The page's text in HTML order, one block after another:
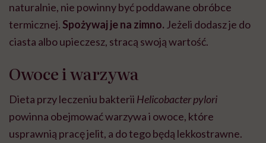
naturalnie, nie powinny być poddawane obróbce
termicznej. Spożywaj je na zimno. Jeżeli dodasz je do
ciasta albo upieczesz, stracą swoją wartość.
Owoce i warzywa
Dieta przy leczeniu bakterii Helicobacter pylori
powinna obejmować warzywa i owoce, które
usprawnią pracę jelit, a do tego będą lekkostrawne.